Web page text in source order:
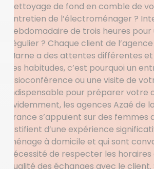
Nettoyage de fond en comble de
entretien de l’électroménager ?
hebdomadaire de trois heures
régulier ? Chaque client de
Marne a des attentes différentes
ses habitudes, c’est pourquoi un
visioconférence ou une visite de
indispensable pour préparer votre
Evidemment, les agences Azaé de
France s’appuient sur des femmes
justifient d’une expérience
ménage à domicile et qui sont
nécessité de respecter les
qualité des échanges avec le client.